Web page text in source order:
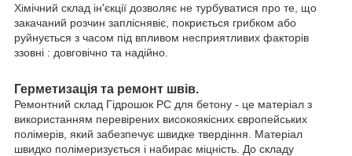
Хімічний склад ін'єкції дозволяє не турбуватися про те, що
закачаний розчин запліснявіє, покриється грибком або
руйнується з часом під впливом несприятливих факторів
ззовні : довговічно та надійно.
Герметизація та ремонт швів.
Ремонтний склад Гідрошок РС для бетону - це матеріал з
використанням перевірених високоякісних європейських
полімерів, який забезпечує швидке твердіння. Матеріал
швидко полімеризується і набирає міцність. До складу